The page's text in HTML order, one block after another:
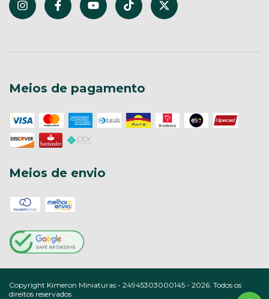
Meios de pagamento
Meios de envio
Copyright Kimeron Miniaturas - 24945303000145 - 2026. Todos os
direitos reservados.